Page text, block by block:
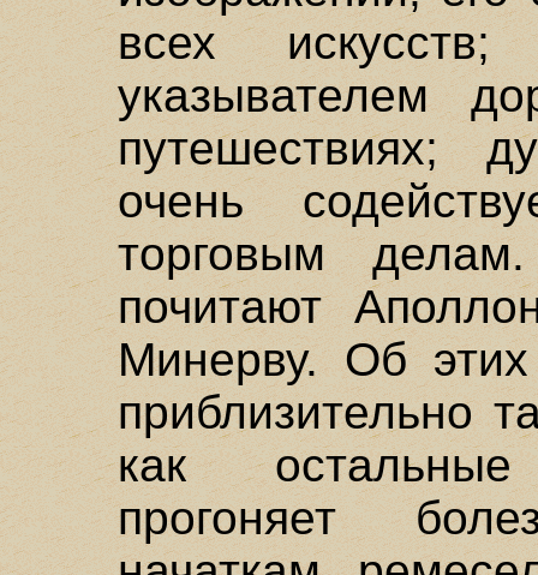
всех
указывателем
путешествиях;
очень
торговым
почитают
Минерву. Об
приблизительно
как
прогоняет